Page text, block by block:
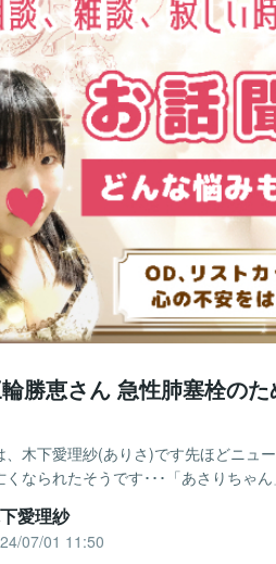
勝恵さん 急性肺塞栓のた
、木下愛理紗(ありさ)です先ほどニュ
くなられたそうです･･･「あさりちゃ
愛理紗
07/01 11:50